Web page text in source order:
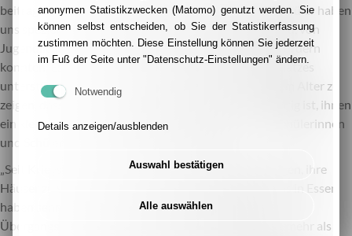
beitragen konnten zu helfen. Wir Schülerinnen und Schüler haben
uns speziell dafür eingesetzt, dass wir von Kind zu Kind, von
Jugendlichem zu Jugendlichem, unserer Generation fördern
konnten. Es war uns eine Freude beim Bau des Spielplatzes
unterstützen zu können, um den Menschen in unserem Alter zu
zeigen, dass sie uns wichtig sind und, dass es uns wichtig ist, ihnen
ein kleines Stück Zuhause geben zu können.“, so die Schülerinnen
und Schüler des Gymnasium Essen Werden.
„Seit Kriegsbeginn sind Millionen Menschen gezwungen, ihre
Häuser zu verlassen und zu flüchten. Auch hier bei uns in Essen
haben sehr viele Menschen Zuflucht gefunden. Im
Übergangswohnheim Kloster Schuir waren zeitweise mehr als
anonymen Statistikzwecken (Matomo) genutzt werden. Sie
können selbst entscheiden, ob Sie der Statistikerfassung
zustimmen möchten. Diese Einstellung können Sie jederzeit
im Fuß der Seite unter "Datenschutz-Einstellungen" ändern.
Notwendig
Details anzeigen/ausblenden
Auswahl bestätigen
Alle auswählen